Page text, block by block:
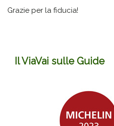
Grazie per la fiducia!
Il ViaVai sulle Guide